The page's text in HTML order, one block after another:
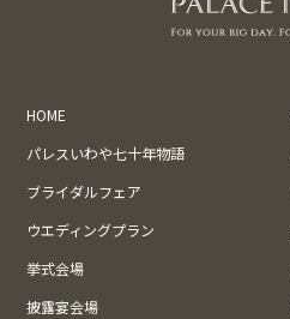
HOME
パレスいわや七十年物語
ブライダルフェア
ウエディングプラン
挙式会場
披露宴会場